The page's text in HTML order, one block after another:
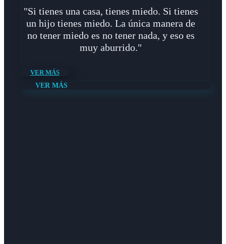
"Si tienes una casa, tienes miedo. Si tienes
un hijo tienes miedo. La única manera de
no tener miedo es no tener nada, y eso es
muy aburrido."
VER MÁS
VER MÁS